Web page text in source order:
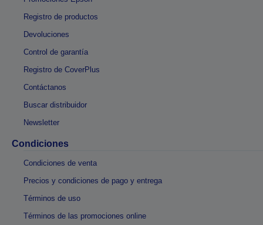
Registro de productos
Devoluciones
Control de garantía
Registro de CoverPlus
Contáctanos
Buscar distribuidor
Newsletter
Condiciones
Condiciones de venta
Precios y condiciones de pago y entrega
Términos de uso
Términos de las promociones online